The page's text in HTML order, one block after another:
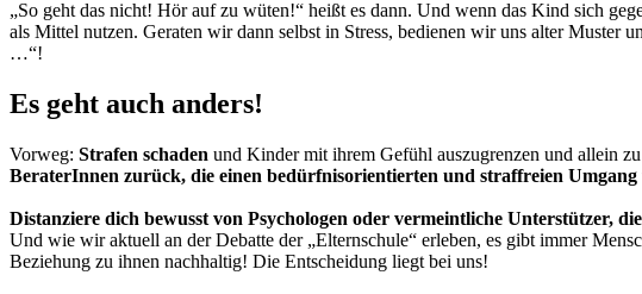
„So geht das nicht! Hör auf zu wüten!“ heißt es dann. Und wenn das Kind sich
als Mittel nutzen. Geraten wir dann selbst in Stress, bedienen wir uns alter Muster
…“!
Es geht auch anders!
Vorweg: Strafen schaden und Kinder mit ihrem Gefühl auszugrenzen und allein
BeraterInnen zurück, die einen bedürfnisorientierten und straffreien Umgang
Distanziere dich bewusst von Psychologen oder vermeintliche Unterstützer,
Und wie wir aktuell an der Debatte der „Elternschule“ erleben, es gibt immer
Beziehung zu ihnen nachhaltig! Die Entscheidung liegt bei uns!